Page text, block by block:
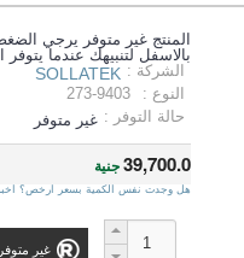
المنتج غير متوفر يرجي
بالاسفل لتنبيهك عندما يتوفر
الشركة : SOLLATEK
النوع :
273-9403
حالة التوفر : غير متوفر
39,700.0جنية
هل وجدت نفس الكمية بسعر ارخص؟
غير متوفر